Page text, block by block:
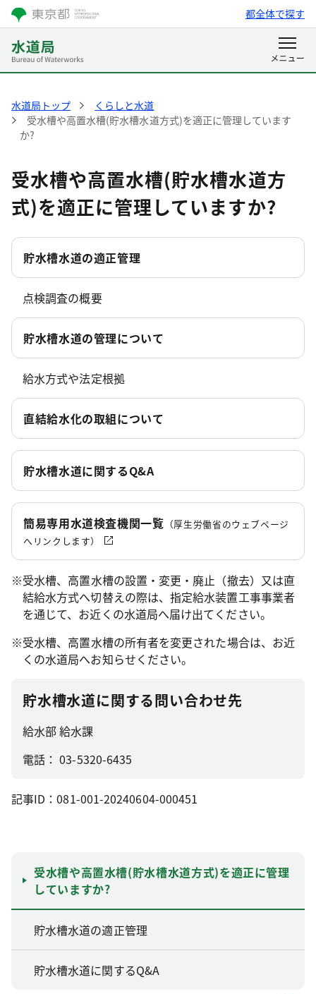
都全体で探す
水道局トップ
くらしと水道
受水槽や高置水槽(貯水槽水道方式)を適正に管理しています
か?
受水槽や高置水槽(貯水槽水道方
式)を適正に管理していますか?
貯水槽水道の適正管理
点検調査の概要
貯水槽水道の管理について
給水方式や法定根拠
直結給水化の取組について
貯水槽水道に関するQ&A
簡易専用水道検査機関一覧 （厚生労働省のウェブページ
へリンクします）
※受水槽、高置水槽の設置・変更・廃止（撤去）又は直
結給水方式へ切替えの際は、指定給水装置工事事業者
を通じて、お近くの水道局へ届け出てください。
※受水槽、高置水槽の所有者を変更された場合は、お近
くの水道局へお知らせください。
貯水槽水道に関する問い合わせ先
給水部 給水課
電話： 03-5320-6435
記事ID：081-001-20240604-000451
受水槽や高置水槽(貯水槽水道方式)を適正に管理
していますか?
貯水槽水道の適正管理
貯水槽水道に関するQ&A